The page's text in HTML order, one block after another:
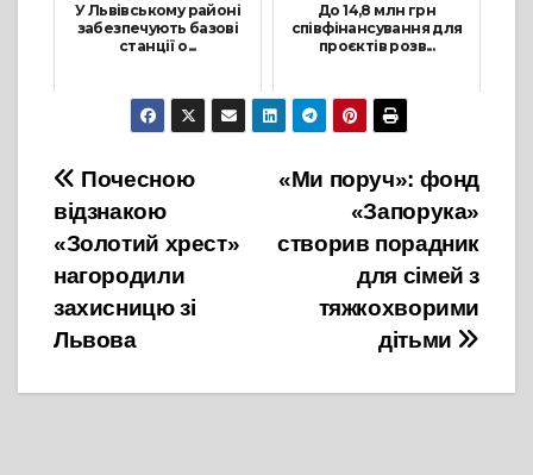
У Львівському районі
забезпечують базові
станції о...
9 Лютого, 2026
До 14,8 млн грн
співфінансування для
проєктів розв...
15 Січня, 2024
Навігація
записів
«Ми поруч»: фонд
«Запорука»
створив порадник
для сімей з
тяжкохворими
дітьми
Почесною
відзнакою
«Золотий хрест»
нагородили
захисницю зі
Львова